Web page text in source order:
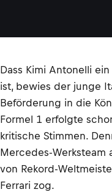
Dass Kimi Antonelli
ist, bewies der junge
Beförderung in die
Formel 1 erfolgte
kritische Stimmen.
Mercedes-Werksteam
von Rekord-
Ferrari zog.